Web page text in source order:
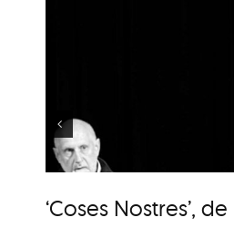
‘Coses Nostres’,